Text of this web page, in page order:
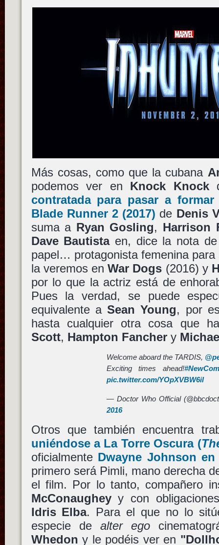
Más cosas, como que la cubana
podemos ver en Knock Knock
contratada para pasar a
Blade Runner 2(2017) de Denis
suma a Ryan Gosling, Harrison
Dave Bautistaen, dice la nota de
papel… protagonista femenina
la veremos enWar Dogs (2016) y
por lo que la actriz está de
Pues la verdad, se puede
equivalente aSean Young, por
hasta cualquier otra cosa que
Scott, Hampton Fanchery
Welcome aboard the TARDIS,
Exciting times ahead!
pic.twitter.com/YOpXVBW6il
— Doctor Who Official
2016
Otros que también encuentra
uniéndose a La Torre Oscura(
oficialmente Dwayne Johnson
primero será Pimli, mano derecha
el film. Por lo tanto, compañero
McConaugheyy con
Idris Elba. Para el que no lo
especie de alter ego
Whedon y le podéis ver en